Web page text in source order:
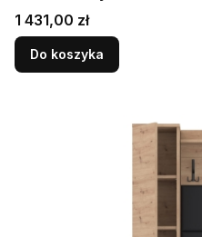
Cena
1 431,00 zł
Do koszyka